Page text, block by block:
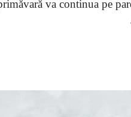
va continua pe